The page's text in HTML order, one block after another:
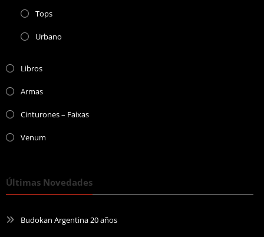
Tops
Urbano
Libros
Armas
Cinturones – Faixas
Venum
Últimas Novedades
Budokan Argentina 20 años